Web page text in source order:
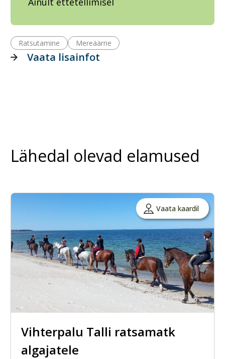
Ratsutamine Mereäärne
Vaata lisainfot
Lähedal olevad elamused
Vaata kaardil
Vihterpalu Talli ratsamatk
algajatele